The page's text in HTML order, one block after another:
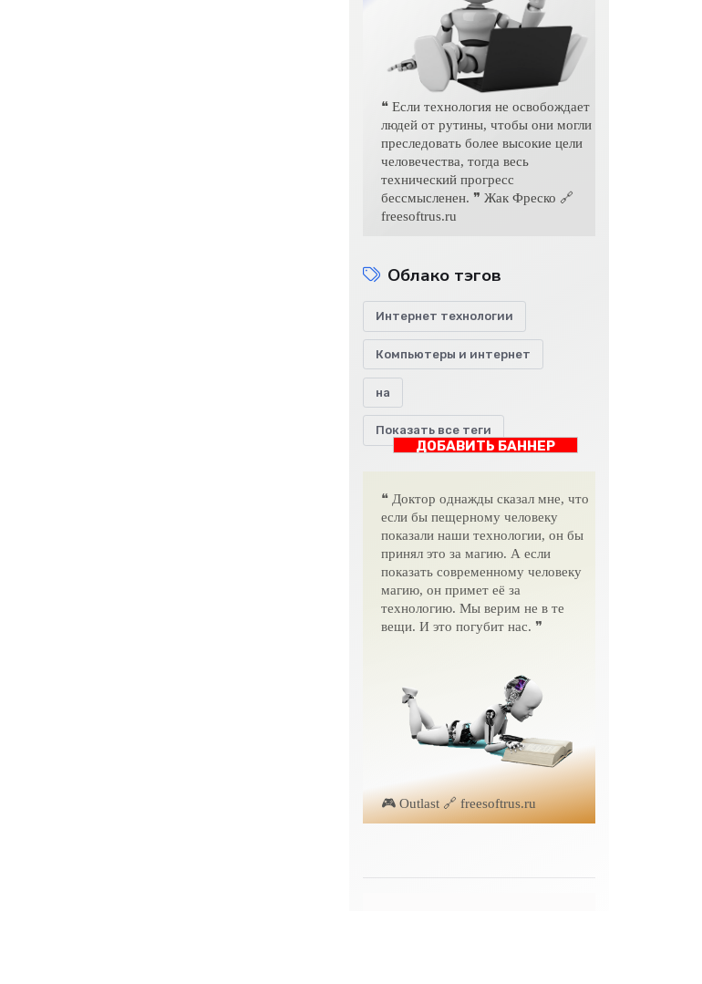
❝ Если технология не освобождает
людей от рутины, чтобы они могли
преследовать более высокие цели
человечества, тогда весь
технический прогресс
бессмысленен. ❞ Жак Фреско 🔗
freesoftrus.ru
Облако тэгов
Интернет технологии
Компьютеры и интернет
на
Показать все теги
ДОБАВИТЬ БАННЕР
❝ Доктор однажды сказал мне, что
если бы пещерному человеку
показали наши технологии, он бы
принял это за магию. А если
показать современному человеку
магию, он примет её за
технологию. Мы верим не в те
вещи. И это погубит нас. ❞
🎮 Outlast 🔗 freesoftrus.ru